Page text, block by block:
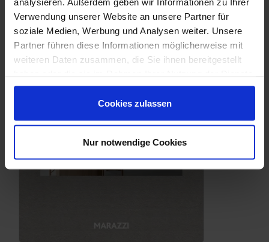
Verwendung unserer Website an unsere Partner für
soziale Medien, Werbung und Analysen weiter. Unsere
Partner führen diese Informationen möglicherweise mit
weiteren Daten zusammen, die Sie ihnen bereitgestellt
gesammelt haben.
Cookies zulassen
Nur notwendige Cookies